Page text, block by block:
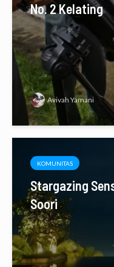
No. 2 Kelating
Avivah Yamani
KOMUNITAS
Stargazing
Soori